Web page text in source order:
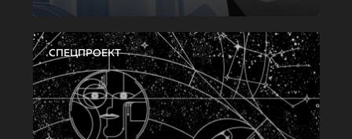
СПЕЦПРОЕКТ